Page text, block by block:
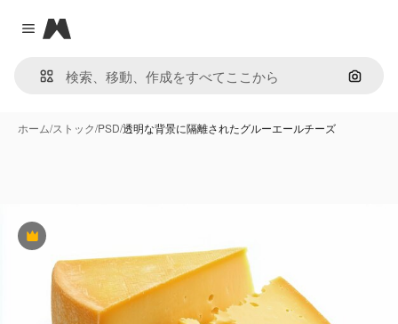
Close menu
Magnific
画像で
ホーム/ストック/PSD/透明な背景に隔離されたグルーエールチーズ
Premium